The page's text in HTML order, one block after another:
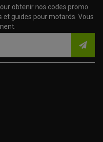
obtenir nos codes promo
et guides pour motards. Vous